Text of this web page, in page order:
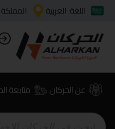
اللغة: العربية
عن الحركان متابعة